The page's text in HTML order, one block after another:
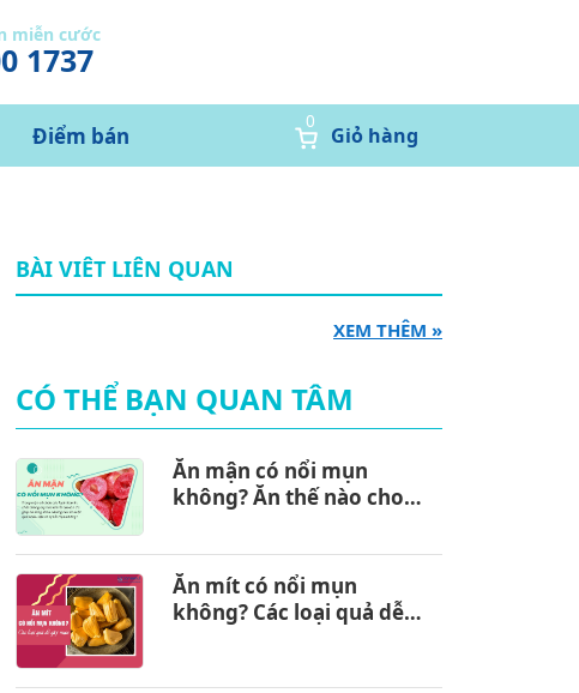
miễn cước
1737
Điểm bán
0
Giỏ hàng
BÀI VIÊT LIÊN QUAN
XEM THÊM »
CÓ THỂ BẠN QUAN TÂM
Ăn mận có nổi mụn
không? Ăn thế nào cho
Ăn mít có nổi mụn
không? Các loại quả dễ